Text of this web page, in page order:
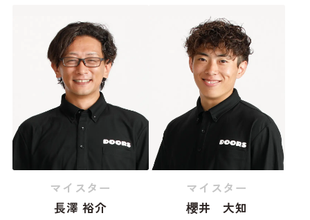
マイスター
長澤 裕介
マイスター
櫻井 大知